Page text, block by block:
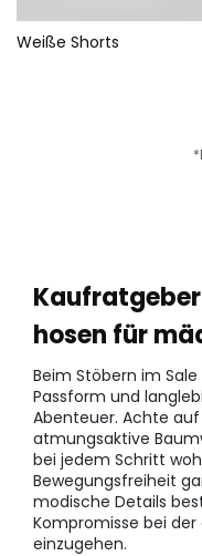
Weiße Shorts
hosen für
Beim Stöbern im
Passform und
Abenteuer. Achte
atmungsaktive
bei jedem Schritt
Bewegungsfreiheit
modische Details
Kompromisse bei
einzugehen.